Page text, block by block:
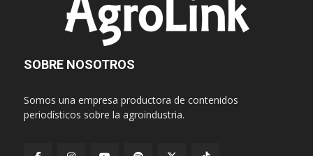
SOBRE NOSOTROS
Somos una empresa productora de contenidos
periodísticos sobre la agroindustria.